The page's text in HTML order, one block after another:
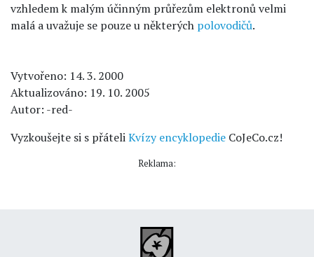
vzhledem k malým účinným průřezům elektronů velmi
malá a uvažuje se pouze u některých polovodičů.
Vytvořeno: 14. 3. 2000
Aktualizováno: 19. 10. 2005
Autor: -red-
Vyzkoušejte si s přáteliKvízy encyklopedie CoJeCo.cz!
Reklama: